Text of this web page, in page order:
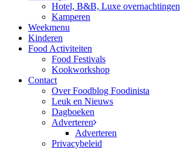
Hotel, B&B, Luxe overnachtingen
Kamperen
Weekmenu
Kinderen
Food Activiteiten
Food Festivals
Kookworkshop
Contact
Over Foodblog Foodinista
Leuk en Nieuws
Dagboeken
Adverteren
Adverteren
Privacybeleid